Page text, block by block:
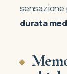
sensazione
durata